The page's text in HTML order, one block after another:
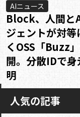
AIニュース
Block、人間と
ジェントが対等
くOSS「Buzz
開。分散IDで身
明
人気の記事